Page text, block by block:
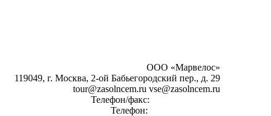
ООО «Марвелос»
119049, г. Москва, 2-ой Бабьегородский пер., д. 29
tour@zasolncem.ru vse@zasolncem.ru
Телефон/факс:
Телефон: